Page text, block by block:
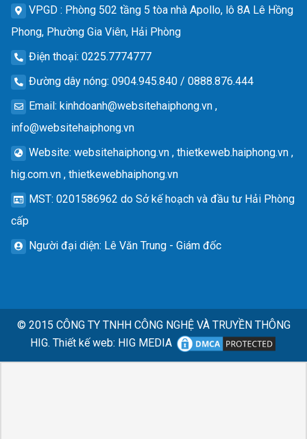
VPGD : Phòng 502 tầng 5 tòa nhà Apollo, lô 8A Lê Hồng
Phong, Phường Gia Viên, Hải Phòng
Điện thoại: 0225.7774777
Đường dây nóng: 0904.945.840 / 0888.876.444
Email: kinhdoanh@websitehaiphong.vn ,
info@websitehaiphong.vn
Website: websitehaiphong.vn , thietkeweb.haiphong.vn ,
hig.com.vn , thietkewebhaiphong.vn
MST: 0201586962 do Sở kế hoạch và đầu tư Hải Phòng
cấp
Người đại diện: Lê Văn Trung - Giám đốc
© 2015 CÔNG TY TNHH CÔNG NGHỆ VÀ TRUYỀN THÔNG
HIG. Thiết kế web: HIG MEDIA